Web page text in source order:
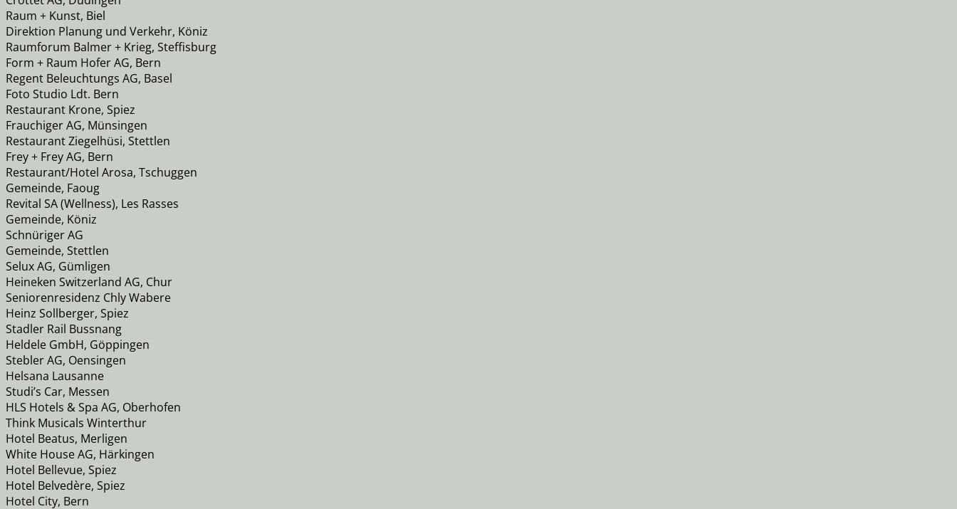
Raum + Kunst, Biel
Direktion Planung und Verkehr, Köniz
Raumforum Balmer + Krieg, Steffisburg
Form + Raum Hofer AG, Bern
Regent Beleuchtungs AG, Basel
Foto Studio Ldt. Bern
Restaurant Krone, Spiez
Frauchiger AG, Münsingen
Restaurant Ziegelhüsi, Stettlen
Frey + Frey AG, Bern
Restaurant/Hotel Arosa, Tschuggen
Gemeinde, Faoug
Revital SA (Wellness), Les Rasses
Gemeinde, Köniz
Schnüriger AG
Gemeinde, Stettlen
Selux AG, Gümligen
Heineken Switzerland AG, Chur
Seniorenresidenz Chly Wabere
Heinz Sollberger, Spiez
Stadler Rail Bussnang
Heldele GmbH, Göppingen
Stebler AG, Oensingen
Helsana Lausanne
Studi’s Car, Messen
HLS Hotels & Spa AG, Oberhofen
Think Musicals Winterthur
Hotel Beatus, Merligen
White House AG, Härkingen
Hotel Bellevue, Spiez
Hotel Belvedère, Spiez
Hotel City, Bern